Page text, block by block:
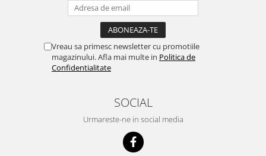
Vreau sa primesc newsletter cu promotiile
magazinului. Afla mai multe in Politica de
Confidentialitate
SOCIAL
Urmareste-ne in social media